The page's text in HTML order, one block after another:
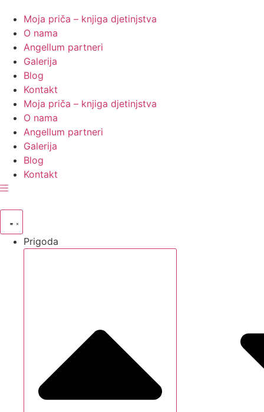
Moja priča – knjiga djetinjstva
O nama
Angellum partneri
Galerija
Blog
Kontakt
Moja priča – knjiga djetinjstva
O nama
Angellum partneri
Galerija
Blog
Kontakt
Prigoda